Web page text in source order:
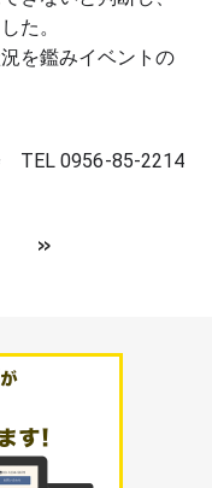
た。
を鑑みイベントの
TEL 0956-85-2214
»